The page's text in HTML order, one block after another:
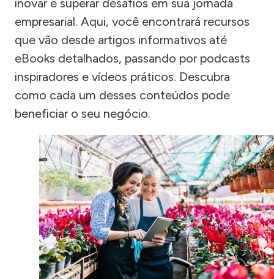
inovar e superar desafios em sua jornada
empresarial. Aqui, você encontrará recursos
que vão desde artigos informativos até
eBooks detalhados, passando por podcasts
inspiradores e vídeos práticos. Descubra
como cada um desses conteúdos pode
beneficiar o seu negócio.